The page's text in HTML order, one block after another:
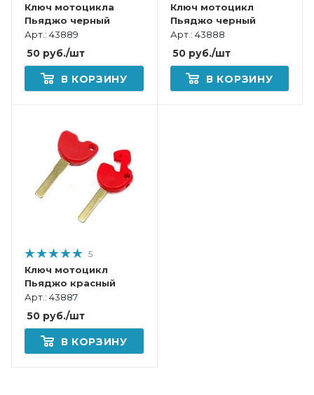
Ключ мотоцикла
Пьяджо черный
Арт.: 43889
50 руб./шт
В КОРЗИНУ
Ключ мотоцикл
Пьяджо черный
Арт.: 43888
50руб./шт
В КОРЗИНУ
5
Ключ мотоцикл
Пьяджо красный
Арт.: 43887
50 руб./шт
В КОРЗИНУ